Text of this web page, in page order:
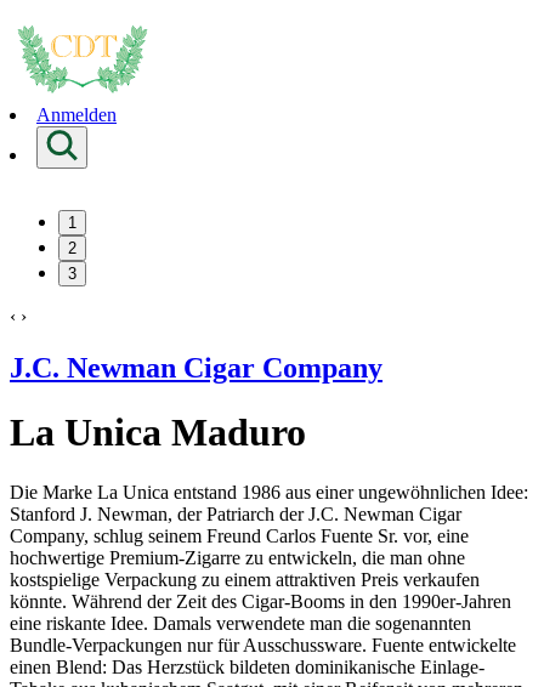
Anmelden
1
2
3
‹ ›
J.C. Newman Cigar Company
La Unica Maduro
Die Marke La Unica entstand 1986 aus einer ungewöhnlichen Idee:
Stanford J. Newman, der Patriarch der J.C. Newman Cigar
Company, schlug seinem Freund Carlos Fuente Sr. vor, eine
hochwertige Premium-Zigarre zu entwickeln, die man ohne
kostspielige Verpackung zu einem attraktiven Preis verkaufen
könnte. Während der Zeit des Cigar-Booms in den 1990er-Jahren
eine riskante Idee. Damals verwendete man die sogenannten
Bundle-Verpackungen nur für Ausschussware. Fuente entwickelte
einen Blend: Das Herzstück bildeten dominikanische Einlage-